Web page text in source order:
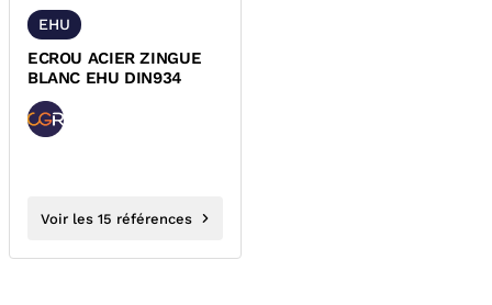
EHU
ECROU ACIER ZINGUE
BLANC EHU DIN934
Voir les 15 références